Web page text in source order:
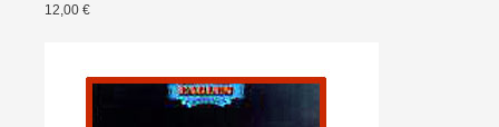
12,00 €